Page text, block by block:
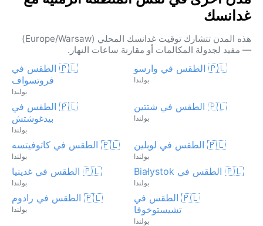
غدانسك
هذه المدن تتشارك توقيت غدانسك المحلي (Europe/Warsaw)
— مفيد لجدولة المكالمات أو مقارنة ساعات النهار.
🇵🇱 الطقس في وارسو
بولندا
🇵🇱 الطقس في
فروتسواف
بولندا
🇵🇱 الطقس في شتتين
بولندا
🇵🇱 الطقس في
بيدغوشتش
بولندا
🇵🇱 الطقس في لوبلين
بولندا
🇵🇱 الطقس في كاتوفيتسه
بولندا
🇵🇱 الطقس في Białystok
بولندا
🇵🇱 الطقس في غدينيا
بولندا
🇵🇱 الطقس في
تشيستوخوفا
بولندا
🇵🇱 الطقس في رادوم
بولندا